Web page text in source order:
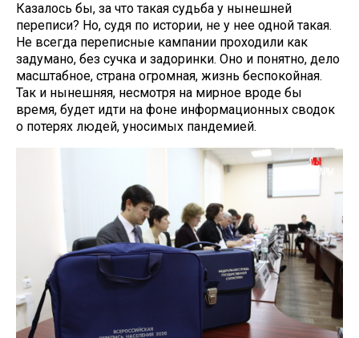
Казалось бы, за что такая судьба у нынешней
переписи? Но, судя по истории, не у нее одной такая.
Не всегда переписные кампании проходили как
задумано, без сучка и задоринки. Оно и понятно, дело
масштабное, страна огромная, жизнь беспокойная.
Так и нынешняя, несмотря на мирное вроде бы
время, будет идти на фоне информационных сводок
о потерях людей, уносимых пандемией.